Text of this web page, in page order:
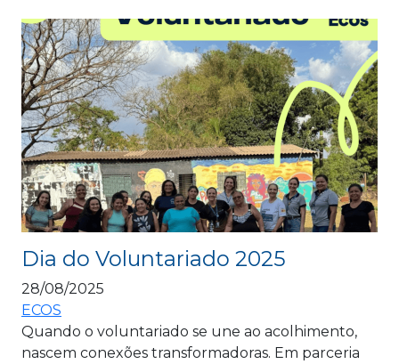
Dia do Voluntariado 2025
28/08/2025
ECOS
Quando o voluntariado se une ao acolhimento,
nascem conexões transformadoras. Em parceria